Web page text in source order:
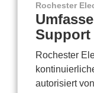
Rochester
Support
Rochester
autorisiert